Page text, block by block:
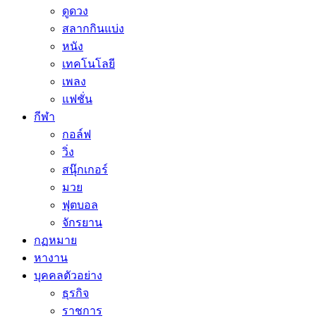
ดูดวง
สลากกินแบ่ง
หนัง
เทคโนโลยี
เพลง
แฟชั่น
กีฬา
กอล์ฟ
วิ่ง
สนุ๊กเกอร์
มวย
ฟุตบอล
จักรยาน
กฏหมาย
หางาน
บุคคลตัวอย่าง
ธุรกิจ
ราชการ